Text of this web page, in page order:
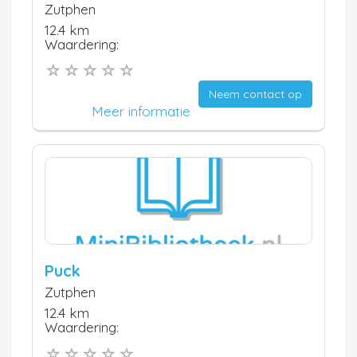
Zutphen
12.4 km
Waardering:
Neem contact op
Meer informatie
Puck
Zutphen
12.4 km
Waardering: